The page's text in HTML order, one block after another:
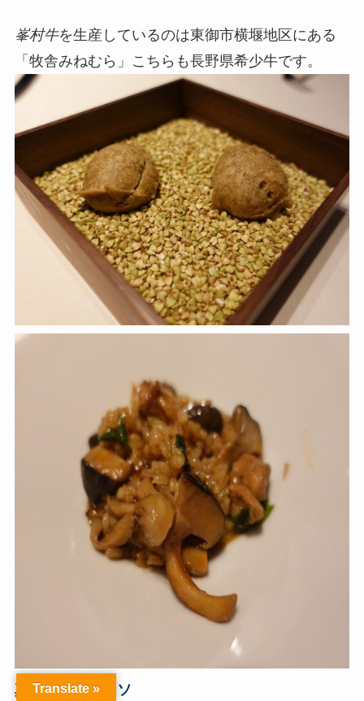
峯村牛を生産しているのは東御市横堰地区にある
「牧舎みねむら」こちらも長野県希少牛です。
真田丸のメロッソ
Translate »